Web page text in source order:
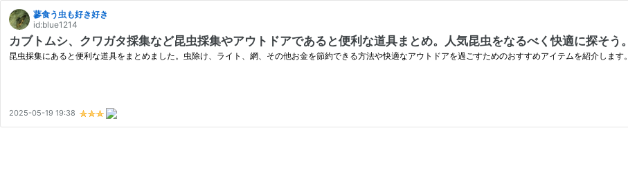
蓼食う虫も好き好き
id:blue1214
カブトムシ、クワガタ採集など昆虫採集やアウトドアであると便利な道具まとめ。人気昆虫をなるべく快適に探そう。
昆虫採集にあると便利な道具をまとめました。虫除け、ライト、網、その他お金を節約できる方法や快適なアウトドアを過ごすためのおすすめアイテムを紹介します。
2025-05-19 19:38